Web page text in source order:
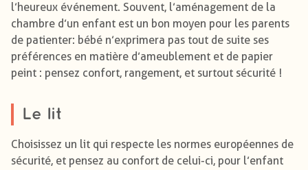
l’heureux événement. Souvent, l’aménagement de la
chambre d’un enfant est un bon moyen pour les parents
de patienter : bébé n’exprimera pas tout de suite ses
préférences en matière d’ameublement et de papier
peint : pensez confort, rangement, et surtout sécurité !
Le lit
Choisissez un lit qui respecte les normes européennes de
sécurité, et pensez au confort de celui-ci, pour l’enfant